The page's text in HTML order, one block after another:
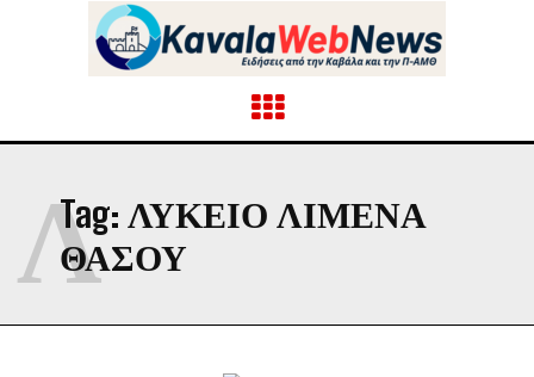
Tag: ΛΎΚΕΙΟ ΛΙΜΈΝΑ
ΘΆΣΟΥ
Λ